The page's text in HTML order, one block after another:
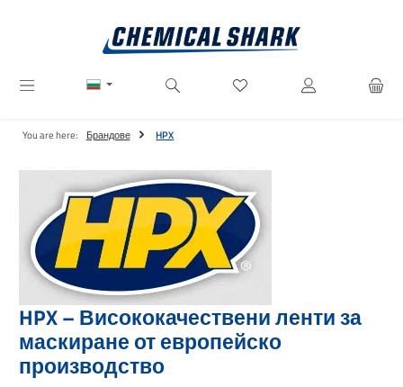
Имате 0 артикули от
You are here: Брандове HPX
HPX – Висококачествени ленти за
маскиране от европейско
производство